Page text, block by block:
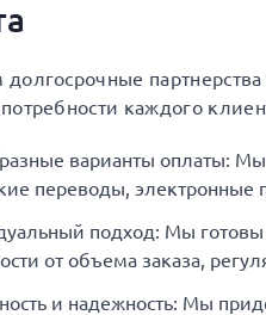
каждого
варианты оплаты:
переводы,
подход: Мы готовы
от объема заказа,
и надежность: Мы